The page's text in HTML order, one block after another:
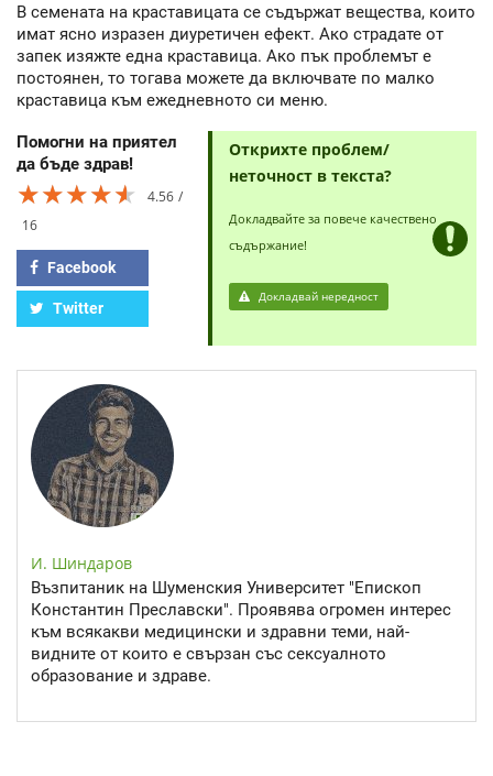
В семената на краставицата се съдържат вещества, които
имат ясно изразен диуретичен ефект. Ако страдате от
запек изяжте една краставица. Ако пък проблемът е
постоянен, то тогава можете да включвате по малко
краставица към ежедневното си меню.
Помогни на приятел
да бъде здрав!
★★★★★
★★★★★
★★★★★
4.56
16
Facebook
Twitter
Открихте проблем/
неточност в текста?
Докладвайте за повече качествено
съдържание!
Докладвай нередност
И. Шиндаров
Възпитаник на Шуменския Университет "Епископ
Константин Преславски". Проявява огромен интерес
към всякакви медицински и здравни теми, най-
видните от които е свързан със сексуалното
образование и здраве.